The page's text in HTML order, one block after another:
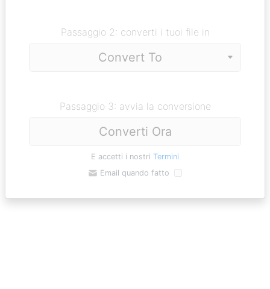
Passaggio 2: converti i tuoi file in
Passaggio 3: avvia la conversione
Converti Ora
E accetti i nostri Termini
Email quando fatto